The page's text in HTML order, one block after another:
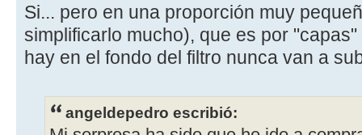
Si... pero en una proporción muy
simplificarlo mucho), que es por
hay en el fondo del filtro nunca van a
angeldepedro escribió: